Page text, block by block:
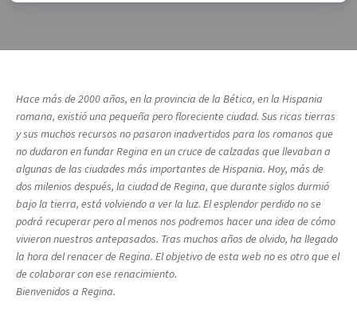
Hace más de 2000 años, en la provincia de la Bética, en la Hispania
romana, existió una pequeña pero floreciente ciudad. Sus ricas tierras
y sus muchos recursos no pasaron inadvertidos para los romanos que
no dudaron en fundar Regina en un cruce de calzadas que llevaban a
algunas de las ciudades más importantes de Hispania. Hoy, más de
dos milenios después, la ciudad de Regina, que durante siglos durmió
bajo la tierra, está volviendo a ver la luz. El esplendor perdido no se
podrá recuperar pero al menos nos podremos hacer una idea de cómo
vivieron nuestros antepasados. Tras muchos años de olvido, ha llegado
la hora del renacer de Regina. El objetivo de esta web no es otro que el
de colaborar con ese renacimiento.
Bienvenidos a Regina.